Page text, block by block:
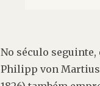
No século
Philipp von Martius